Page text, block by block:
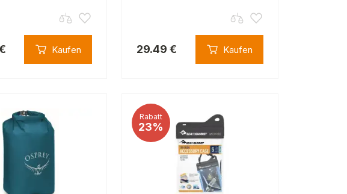
Kaufen 29.49 € Kaufen
Rabatt
23%